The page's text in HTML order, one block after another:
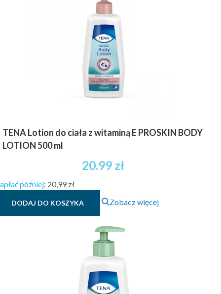
TENA Lotion do ciała z witaminą E PROSKIN BODY
LOTION 500 ml
20.99 zł
później: 20,99 zł
DODAJ DO KOSZYKA Zobacz więcej